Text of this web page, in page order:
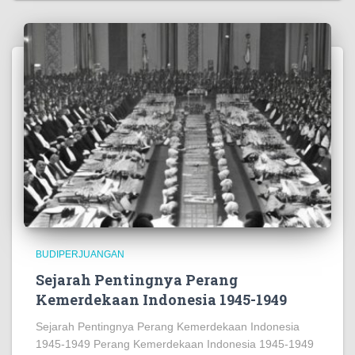
https://reference.halotekno.id/
https://foundation.ekomikocandles.com/
https://costumers.kriarvikoncepts.com/
https://kesatuan.pafikecciagel.org/
https://kesatuan.pafikecciagel.org/
https://crown.wolschwatches.com/
https://units.foodinhardtimes.org/
https://stock.pictureswithoutink.org/
https://surface.pafitr.org/
https://home.sizevil.com/
https://administraciones.somosamigosdelatierra.org/
BUDIPERJUANGAN
Sejarah Pentingnya Perang
Kemerdekaan Indonesia 1945-1949
Sejarah Pentingnya Perang Kemerdekaan Indonesia
1945-1949 Perang Kemerdekaan Indonesia 1945-1949